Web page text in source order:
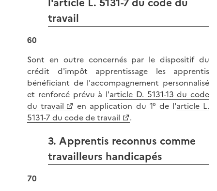
travail
60
Sont en outre concernés par le dispositif du
crédit d'impôt apprentissage les apprentis
bénéficiant de l'accompagnement personnalisé
et renforcé prévu à l'article D. 5131-13 du code
du travail
en application du 1° de l'article L.
5131-7 du code de travail
.
3. Apprentis reconnus comme
travailleurs handicapés
70